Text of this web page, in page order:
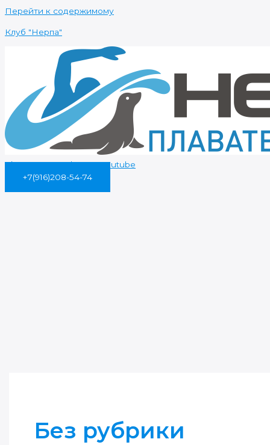
Перейти к содержимому
Клуб "Нерпа"
Vk Instagram Telegram Youtube
+7(916)208-54-74
Без рубрики